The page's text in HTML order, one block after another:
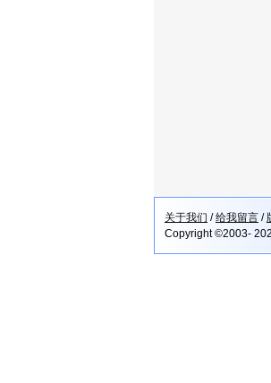
关于我们 /给我留言 /
Copyright ©2003-